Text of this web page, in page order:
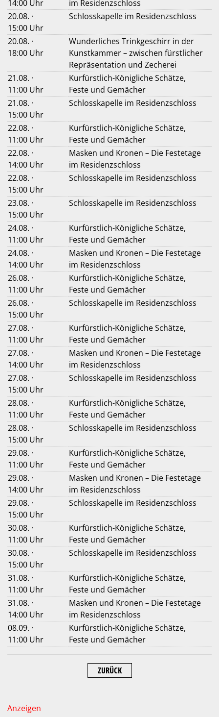
14:00 Uhr
im Residenzschloss
20.08. ·
15:00 Uhr
Schlosskapelle im Residenzschloss
20.08. ·
18:00 Uhr
Wunderliches Trinkgeschirr in der
Kunstkammer – zwischen fürstlicher
Repräsentation und Zecherei
21.08. ·
11:00 Uhr
Kurfürstlich-Königliche Schätze,
Feste und Gemächer
21.08. ·
15:00 Uhr
Schlosskapelle im Residenzschloss
22.08. ·
11:00 Uhr
Kurfürstlich-Königliche Schätze,
Feste und Gemächer
22.08. ·
14:00 Uhr
Masken und Kronen – Die Festetage
im Residenzschloss
22.08. ·
15:00 Uhr
Schlosskapelle im Residenzschloss
23.08. ·
15:00 Uhr
Schlosskapelle im Residenzschloss
24.08. ·
11:00 Uhr
Kurfürstlich-Königliche Schätze,
Feste und Gemächer
24.08. ·
14:00 Uhr
Masken und Kronen – Die Festetage
im Residenzschloss
26.08. ·
11:00 Uhr
Kurfürstlich-Königliche Schätze,
Feste und Gemächer
26.08. ·
15:00 Uhr
Schlosskapelle im Residenzschloss
27.08. ·
11:00 Uhr
Kurfürstlich-Königliche Schätze,
Feste und Gemächer
27.08. ·
14:00 Uhr
Masken und Kronen – Die Festetage
im Residenzschloss
27.08. ·
15:00 Uhr
Schlosskapelle im Residenzschloss
28.08. ·
11:00 Uhr
Kurfürstlich-Königliche Schätze,
Feste und Gemächer
28.08. ·
15:00 Uhr
Schlosskapelle im Residenzschloss
29.08. ·
11:00 Uhr
Kurfürstlich-Königliche Schätze,
Feste und Gemächer
29.08. ·
14:00 Uhr
Masken und Kronen – Die Festetage
im Residenzschloss
29.08. ·
15:00 Uhr
Schlosskapelle im Residenzschloss
30.08. ·
11:00 Uhr
Kurfürstlich-Königliche Schätze,
Feste und Gemächer
30.08. ·
15:00 Uhr
Schlosskapelle im Residenzschloss
31.08. ·
11:00 Uhr
Kurfürstlich-Königliche Schätze,
Feste und Gemächer
31.08. ·
14:00 Uhr
Masken und Kronen – Die Festetage
im Residenzschloss
08.09. ·
11:00 Uhr
Kurfürstlich-Königliche Schätze,
Feste und Gemächer
ZURÜCK